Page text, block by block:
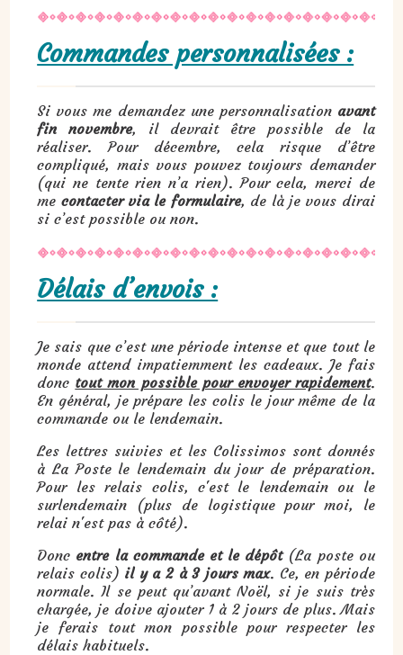
Commandes personnalisées :
Si vous me demandez une personnalisation avant
fin novembre, il devrait être possible de la
réaliser. Pour décembre, cela risque d’être
compliqué, mais vous pouvez toujours demander
(qui ne tente rien n’a rien). Pour cela, merci de
me contacter via le formulaire, de là je vous dirai
si c’est possible ou non.
Délais d’envois :
Je sais que c’est une période intense et que tout le
monde attend impatiemment les cadeaux. Je fais
donc tout mon possible pour envoyer rapidement.
En général, je prépare les colis le jour même de la
commande ou le lendemain.
Les lettres suivies et les Colissimos sont donnés
à La Poste le lendemain du jour de préparation.
Pour les relais colis, c'est le lendemain ou le
surlendemain (plus de logistique pour moi, le
relai n'est pas à côté).
Donc entre la commande et le dépôt (La poste ou
relais colis) il y a 2 à 3 jours max. Ce, en période
normale. Il se peut qu’avant Noël, si je suis très
chargée, je doive ajouter 1 à 2 jours de plus. Mais
je ferais tout mon possible pour respecter les
délais habituels.